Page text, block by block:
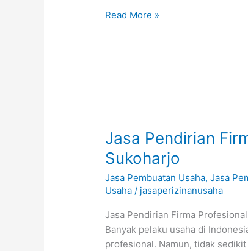
Read More »
Jasa Pendirian
Sukoharjo
Jasa Pembuatan Usaha,Jasa
Usaha / jasaperizinanusaha
Jasa Pendirian Firma
Banyak pelaku usaha di
profesional. Namun, tidak
Jasa
Pendirian
Firma
Terpercaya
untuk
Sukoharjo